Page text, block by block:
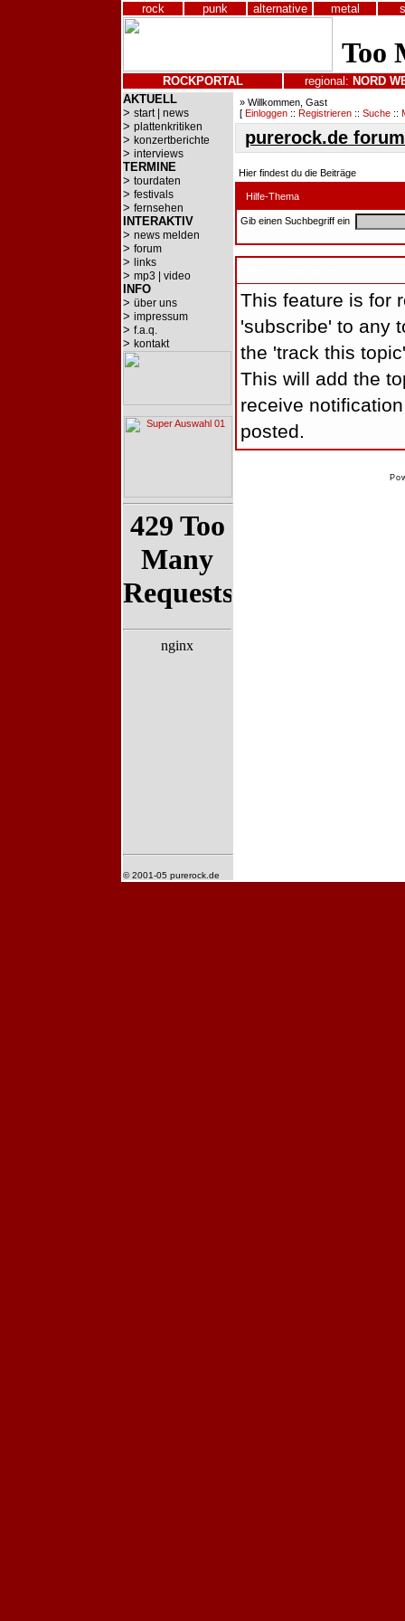
rock punk alternative metal
ROCKPORTAL regional: NORD
AKTUELL
> start | news
> plattenkritiken
> konzertberichte
> interviews
TERMINE
> tourdaten
> festivals
> fernsehen
INTERAKTIV
> news melden
> forum
> links
> mp3 | video
INFO
> über uns
> impressum
> f.a.q.
> kontakt
© 2001-05 purerock.de
» Willkommen, Gast
[ Einloggen :: Registrieren :: Suche ::
purerock.de forum
Hier findest du die Beiträge
Hilfe-Thema
Gib einen Suchbegriff ein
This feature is for
'subscribe' to any
the 'track this
This will add the
receive
posted.